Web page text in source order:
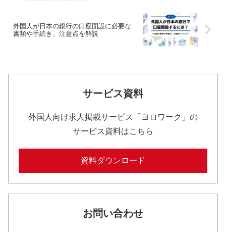
外国人が日本の銀行の口座開設に必要な
書類や手続き、注意点を解説
サービス資料
外国人向け求人掲載サービス「ヨロワーク」の
サービス資料はこちら
資料ダウンロード
お問い合わせ